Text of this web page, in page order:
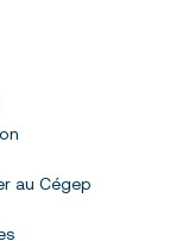
au Cégep